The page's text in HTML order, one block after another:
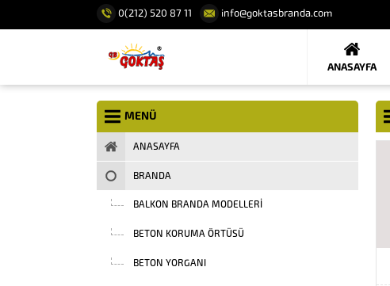
0(212) 520 87 11 info@goktasbranda.com
ANASAYFA
MENÜ
ANASAYFA
BRANDA
BALKON BRANDA MODELLERI
BETON KORUMA ÖRTÜSÜ
BETON YORGANI